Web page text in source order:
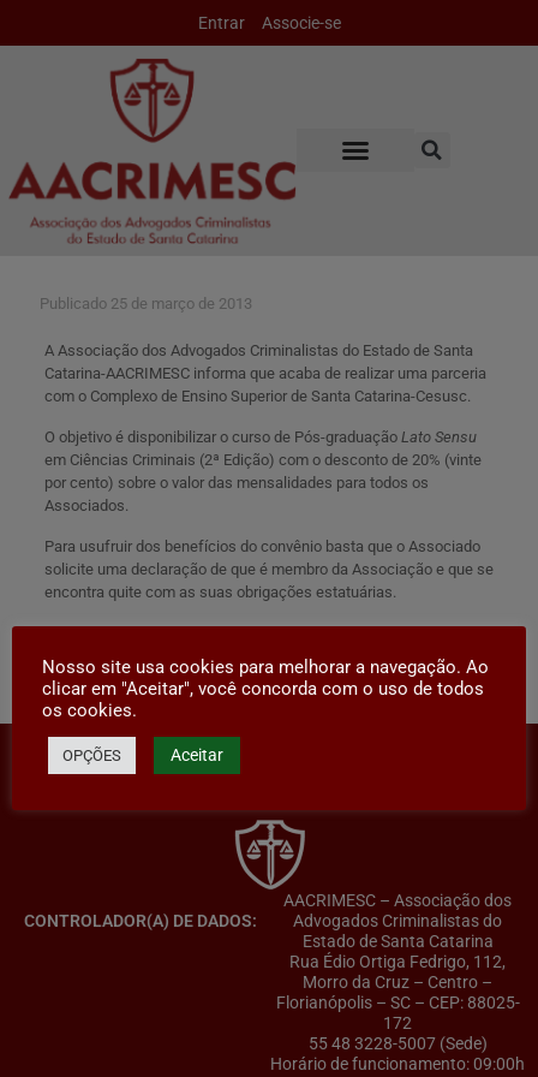
Entrar Associe-se
Publicado 25 de março de 2013
A Associação dos Advogados Criminalistas do Estado de Santa
Catarina-AACRIMESC informa que acaba de realizar uma parceria
com o Complexo de Ensino Superior de Santa Catarina-Cesusc.
O objetivo é disponibilizar o curso de Pós-graduação Lato Sensu
em Ciências Criminais (2ª Edição) com o desconto de 20% (vinte
por cento) sobre o valor das mensalidades para todos os
Associados.
Para usufruir dos benefícios do convênio basta que o Associado
solicite uma declaração de que é membro da Associação e que se
encontra quite com as suas obrigações estatuárias.
Compartilhar
CONTROLADOR(A) DE DADOS:
AACRIMESC – Associação dos
Advogados Criminalistas do
Estado de Santa Catarina
Rua Édio Ortiga Fedrigo, 112,
Morro da Cruz – Centro –
Florianópolis – SC – CEP: 88025-
172
55 48 3228-5007 (Sede)
Horário de funcionamento: 09:00h
Nosso site usa cookies para melhorar a navegação. Ao
clicar em "Aceitar", você concorda com o uso de todos
os cookies.
OPÇÕES Aceitar